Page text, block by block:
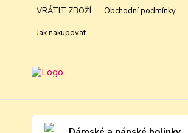
VRÁTIT ZBOŽÍ Obchodní podmínky
Jak nakupovat